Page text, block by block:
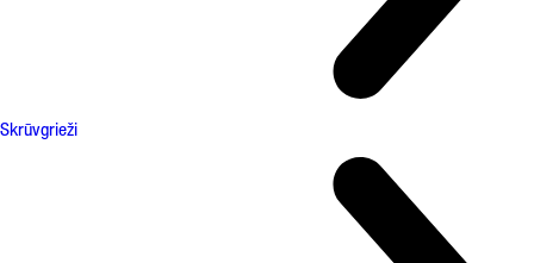
Skrūvgrieži